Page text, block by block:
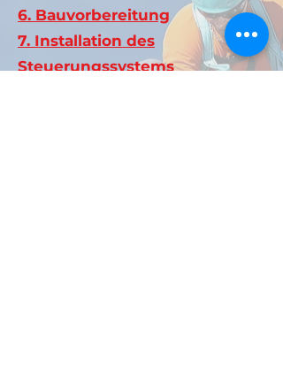
6. Bauvorbereitung
7. Installation des
Steuerungssystems